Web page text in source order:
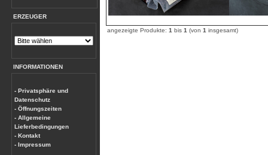
ERZEUGER
INFORMATIONEN
- Privatsphäre und
Datenschutz
- Öffnungszeiten
- Allgemeine
Lieferbedingungen
- Kontakt
- Impressum
angezeigte Produkte: 1 bis 1 (von 1 insgesamt)